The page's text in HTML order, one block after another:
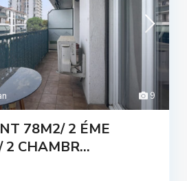
9
78M2/ 2 ÉME
2 CHAMBR...